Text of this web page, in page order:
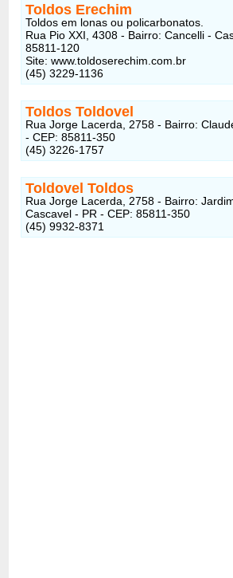
Toldos Erechim
Toldos em lonas ou policarbonatos.
Rua Pio XXI, 4308 - Bairro: Cancelli -
85811-120
Site: www.toldoserechim.com.br
(45) 3229-1136
Toldos Toldovel
Rua Jorge Lacerda, 2758 - Bairro:
- CEP: 85811-350
(45) 3226-1757
Toldovel Toldos
Rua Jorge Lacerda, 2758 - Bairro:
Cascavel - PR - CEP: 85811-350
(45) 9932-8371